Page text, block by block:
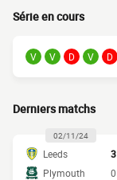
Série en cours
V V D V D
Derniers matchs
02/11/24
Leeds
3
Plymouth
0